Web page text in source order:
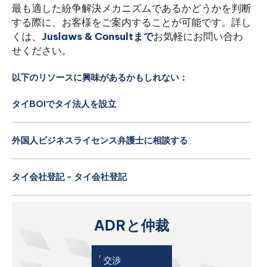
最も適した紛争解決メカニズムであるかどうかを判断
する際に、お客様をご案内することが可能です。詳し
くは、 Juslaws & Consultまでお気軽にお問い合わ
せください。
以下のリソースに興味があるかもしれない：
タイBOIでタイ法人を設立
外国人ビジネスライセンス弁護士に相談する
タイ会社登記 - タイ会社登記
ADRと仲裁
' 交渉